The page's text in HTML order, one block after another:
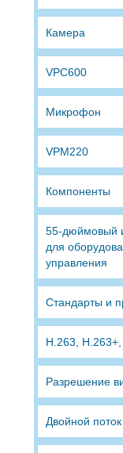
Камера
VPC600
Микрофон
VPM220
Компоненты
55-дюймовый
для
управления
Стандарты и
H.263,
Разрешение
Двойной